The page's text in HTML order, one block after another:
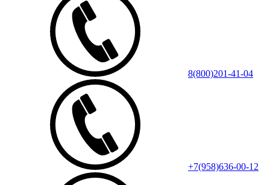
8(800)201-41-04
+7(958)636-00-12